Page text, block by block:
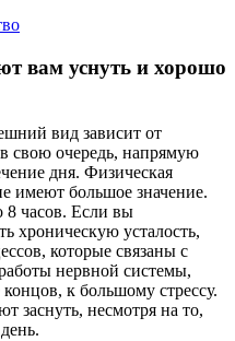
вам уснуть и хорошо
вид зависит от
свою очередь, напрямую
дня. Физическая
имеют большое значение.
8 часов. Если вы
хроническую усталость,
которые связаны с
нервной системы,
к большому стрессу.
заснуть, несмотря на то,